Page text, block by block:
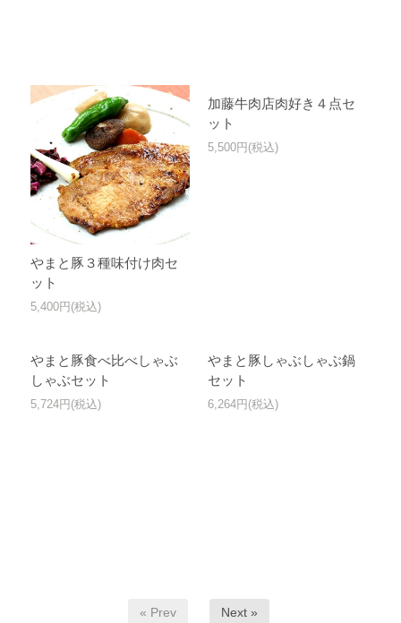
やまと豚３種味付け肉セ
ット
5,400円(税込)
加藤牛肉店肉好き４点セ
ット
5,500円(税込)
やまと豚食べ比べしゃぶ
しゃぶセット
5,724円(税込)
やまと豚しゃぶしゃぶ鍋
セット
6,264円(税込)
« Prev Next »